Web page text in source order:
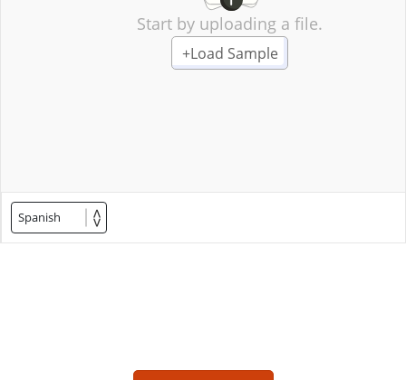
Start by uploading a file.
+Load Sample
Spanish